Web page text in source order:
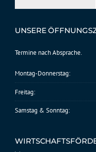
UNSERE
Termine nach Absprache.
Montag-Donnerstag:
Freitag:
Samstag & Sonntag: